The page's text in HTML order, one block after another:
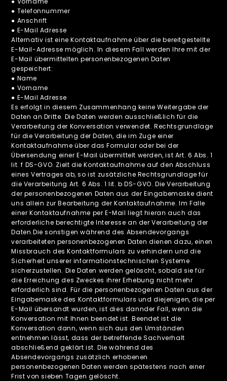
● Telefonnummer
● Anschrift
● E-Mail Adresse
Alternativ ist eine Kontaktaufnahme über die bereitgestellte
E-Mail-Adresse möglich. In diesem Fall werden Ihre mit der
E-Mail übermittelten personenbezogenen Daten
gespeichert:
● Name
● Vorname
● E-Mail Adresse
Es erfolgt in diesem Zusammenhang keine Weitergabe der
Daten an Dritte. Die Daten werden ausschließlich für die
Verarbeitung der Konversation verwendet. Rechtsgrundlage
für die Verarbeitung der Daten, die im Zuge einer
Kontaktaufnahme über das Formular oder bei der
Übersendung einer E-Mail übermittelt werden, ist Art. 6 Abs. 1
lit. f DS-GVO. Zielt die Kontaktaufnahme auf den Abschluss
eines Vertrages ab, so ist zusätzliche Rechtsgrundlage für
die Verarbeitung Art. 6 Abs. 1 lit. b DS-GVO. Die Verarbeitung
der personenbezogenen Daten aus der Eingabemaske dient
uns allein zur Bearbeitung der Kontaktaufnahme. Im Falle
einer Kontaktaufnahme per E-Mail liegt hieran auch das
erforderliche berechtigte Interesse an der Verarbeitung der
Daten.Die sonstigen während des Absendevorgangs
verarbeiteten personenbezogenen Daten dienen dazu, einen
Missbrauch des Kontaktformulars zu verhindern und die
Sicherheit unserer informationstechnischen Systeme
sicherzustellen. Die Daten werden gelöscht, sobald sie für
die Erreichung des Zweckes ihrer Erhebung nicht mehr
erforderlich sind. Für die personenbezogenen Daten aus der
Eingabemaske des Kontaktformulars und diejenigen, die per
E-Mail übersandt wurden, ist dies dannder Fall, wenn die
Konversation mit Ihnen beendet ist. Beendet ist die
Konversation dann, wenn sich aus den Umständen
entnehmen lässt, dass der betreffende Sachverhalt
abschließend geklärt ist. Die während des
Absendevorgangs zusätzlich erhobenen
personenbezogenen Daten werden spätestens nach einer
Frist von sieben Tagen gelöscht.